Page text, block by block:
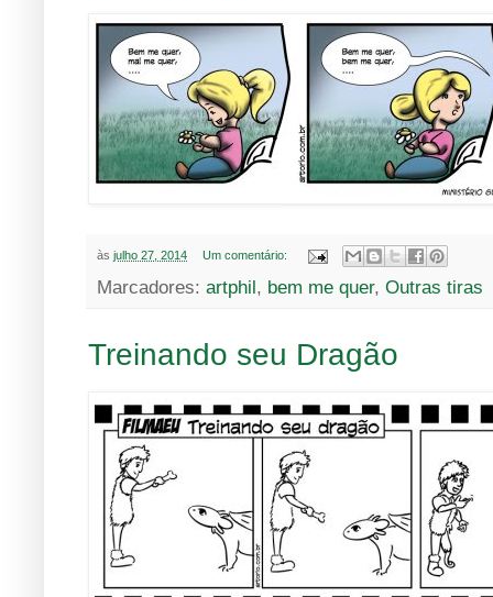
às julho 27, 2014 Um comentário:
Marcadores: artphil , bem me quer, Outras tiras
Treinando seu Dragão